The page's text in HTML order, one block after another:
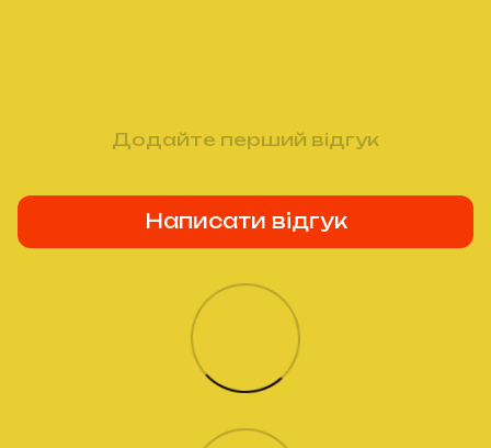
Додайте перший відгук
Написати відгук